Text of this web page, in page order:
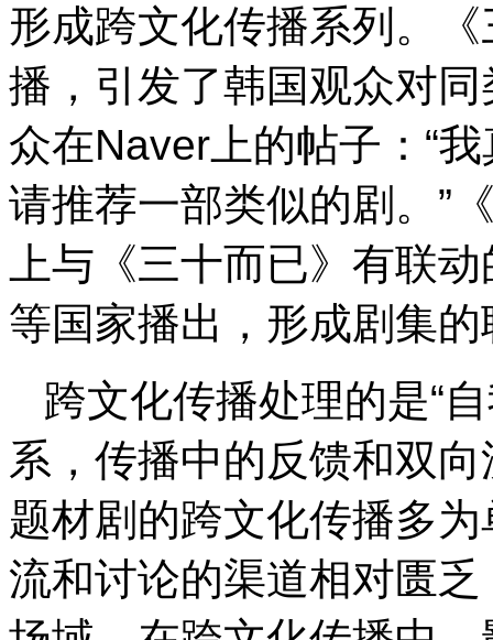
形成跨文化传播系列。
播，引发了韩国观众对
众在Naver上的帖子：“
请推荐一部类似的剧。”
上与《三十而已》有联
等国家播出，形成剧集的
跨文化传播处理的是“
系，传播中的反馈和双
题材剧的跨文化传播多
流和讨论的渠道相对匮